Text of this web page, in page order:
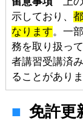
示しており、
なります。一
務を取り扱っ
者講習受講済
ることがありま
免許更